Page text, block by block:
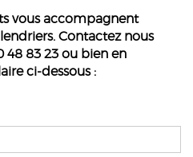
vous accompagnent
Contactez nous
83 23 ou bien en
ci-dessous :